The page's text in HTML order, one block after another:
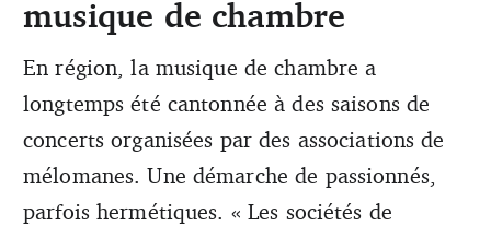
musique de chambre
En région, la musique de chambre a
longtemps été cantonnée à des saisons de
concerts organisées par des associations de
mélomanes. Une démarche de passionnés,
parfois hermétiques. « Les sociétés de